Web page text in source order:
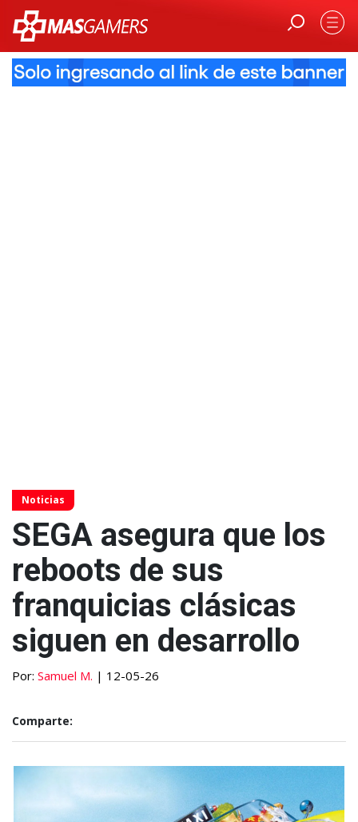
Noticias
SEGA asegura que los
reboots de sus
franquicias clásicas
siguen en desarrollo
Por: Samuel M. | 12-05-26
Comparte: